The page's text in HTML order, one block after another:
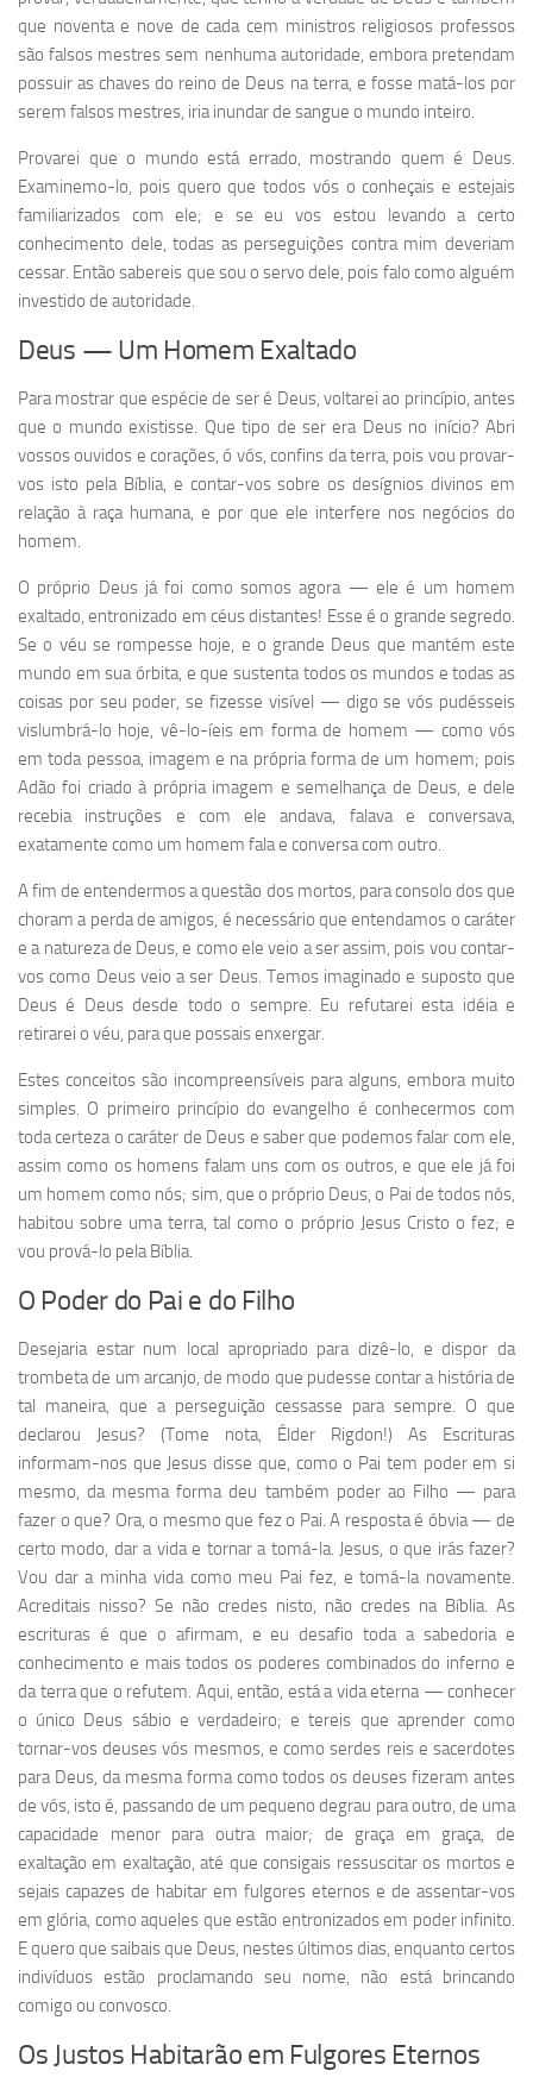
que noventa e nove de cada cem ministros religiosos professos
são falsos mestres sem nenhuma autoridade, embora pretendam
possuir as chaves do reino de Deus na terra, e fosse matá-los por
serem falsos mestres, iria inundar de sangue o mundo inteiro.
Provarei que o mundo está errado, mostrando quem é Deus.
Examinemo-lo, pois quero que todos vós o conheçais e estejais
familiarizados com ele; e se eu vos estou levando a certo
conhecimento dele, todas as perseguições contra mim deveriam
cessar. Então sabereis que sou o servo dele, pois falo como alguém
investido de autoridade.
Deus — Um Homem Exaltado
Para mostrar que espécie de ser é Deus, voltarei ao princípio, antes
que o mundo existisse. Que tipo de ser era Deus no início? Abri
vossos ouvidos e corações, ó vós, confins da terra, pois vou provar-
vos isto pela Bíblia, e contar-vos sobre os desígnios divinos em
relação à raça humana, e por que ele interfere nos negócios do
homem.
O próprio Deus já foi como somos agora — ele é um homem
exaltado, entronizado em céus distantes! Esse é o grande segredo.
Se o véu se rompesse hoje, e o grande Deus que mantém este
mundo em sua órbita, e que sustenta todos os mundos e todas as
coisas por seu poder, se fizesse visível — digo se vós pudésseis
vislumbrá-lo hoje, vê-lo-íeis em forma de homem — como vós
em toda pessoa, imagem e na própria forma de um homem; pois
Adão foi criado à própria imagem e semelhança de Deus, e dele
recebia instruções e com ele andava, falava e conversava,
exatamente como um homem fala e conversa com outro.
A fim de entendermos a questão dos mortos, para consolo dos que
choram a perda de amigos, é necessário que entendamos o caráter
e a natureza de Deus, e como ele veio a ser assim, pois vou contar-
vos como Deus veio a ser Deus. Temos imaginado e suposto que
Deus é Deus desde todo o sempre. Eu refutarei esta idéia e
retirarei o véu, para que possais enxergar.
Estes conceitos são incompreensíveis para alguns, embora muito
simples. O primeiro princípio do evangelho é conhecermos com
toda certeza o caráter de Deus e saber que podemos falar com ele,
assim como os homens falam uns com os outros, e que ele já foi
um homem como nós; sim, que o próprio Deus, o Pai de todos nós,
habitou sobre uma terra, tal como o próprio Jesus Cristo o fez; e
vou prová-lo pela Bíblia.
O Poder do Pai e do Filho
Desejaria estar num local apropriado para dizê-lo, e dispor da
trombeta de um arcanjo, de modo que pudesse contar a história de
tal maneira, que a perseguição cessasse para sempre. O que
declarou Jesus? (Tome nota, Élder Rigdon!) As Escrituras
informam-nos que Jesus disse que, como o Pai tem poder em si
mesmo, da mesma forma deu também poder ao Filho — para
fazer o que? Ora, o mesmo que fez o Pai. A resposta é óbvia — de
certo modo, dar a vida e tornar a tomá-la. Jesus, o que irás fazer?
Vou dar a minha vida como meu Pai fez, e tomá-la novamente.
Acreditais nisso? Se não credes nisto, não credes na Bíblia. As
escrituras é que o afirmam, e eu desafio toda a sabedoria e
conhecimento e mais todos os poderes combinados do inferno e
da terra que o refutem. Aqui, então, está a vida eterna — conhecer
o único Deus sábio e verdadeiro; e tereis que aprender como
tornar-vos deuses vós mesmos, e como serdes reis e sacerdotes
para Deus, da mesma forma como todos os deuses fizeram antes
de vós, isto é, passando de um pequeno degrau para outro, de uma
capacidade menor para outra maior; de graça em graça, de
exaltação em exaltação, até que consigais ressuscitar os mortos e
sejais capazes de habitar em fulgores eternos e de assentar-vos
em glória, como aqueles que estão entronizados em poder infinito.
E quero que saibais que Deus, nestes últimos dias, enquanto certos
indivíduos estão proclamando seu nome, não está brincando
comigo ou convosco.
Os Justos Habitarão em Fulgores Eternos